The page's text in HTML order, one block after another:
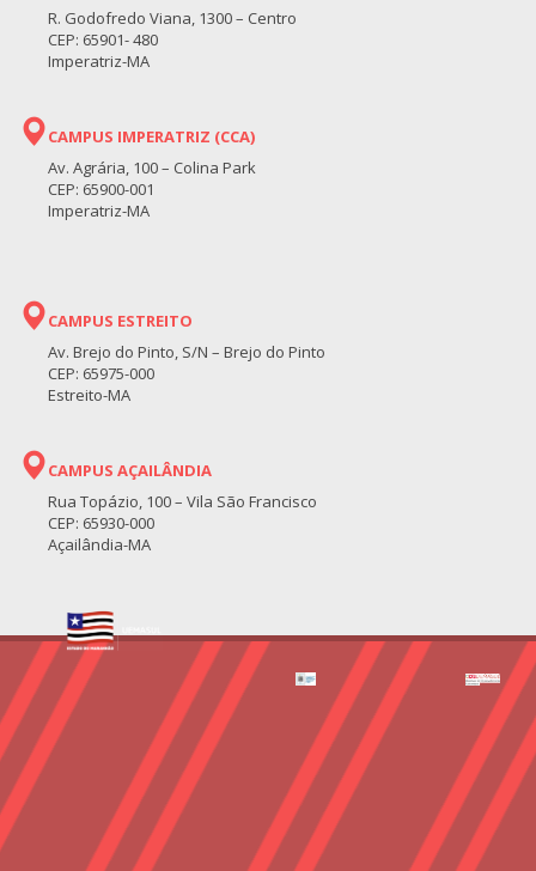
R. Godofredo Viana, 1300 – Centro
CEP: 65901- 480
Imperatriz-MA
CAMPUS IMPERATRIZ (CCA)
Av. Agrária, 100 – Colina Park
CEP: 65900-001
Imperatriz-MA
CAMPUS ESTREITO
Av. Brejo do Pinto, S/N – Brejo do Pinto
CEP: 65975-000
Estreito-MA
CAMPUS AÇAILÂNDIA
Rua Topázio, 100 – Vila São Francisco
CEP: 65930-000
Açailândia-MA